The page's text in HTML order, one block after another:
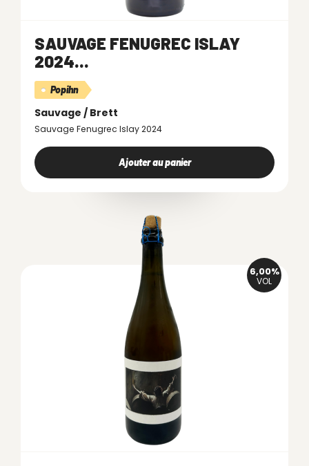
SAUVAGE FENUGREC ISLAY
2024...
Popihn
Sauvage / Brett
Sauvage Fenugrec Islay 2024
Ajouter au panier
6,00%
VOL